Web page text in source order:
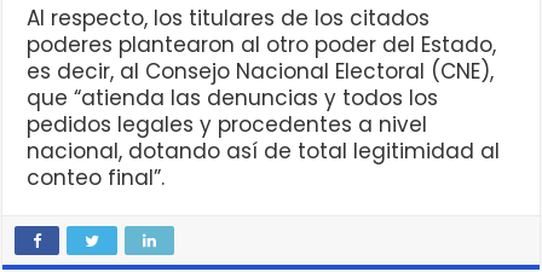
Al respecto, los titulares de los citados
poderes plantearon al otro poder del Estado,
es decir, al Consejo Nacional Electoral (CNE),
que “atienda las denuncias y todos los
pedidos legales y procedentes a nivel
nacional, dotando así de total legitimidad al
conteo final”.